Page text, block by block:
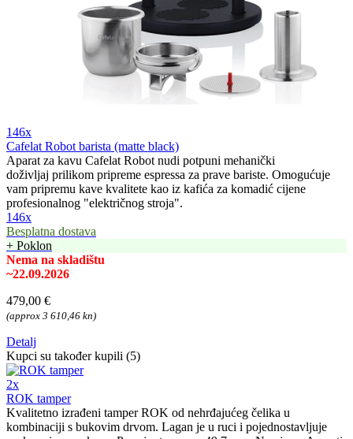
146x
Cafelat Robot barista (matte black)
Aparat za kavu Cafelat Robot nudi potpuni mehanički
doživljaj prilikom pripreme espressa za prave bariste. Omogućuje
vam pripremu kave kvalitete kao iz kafića za komadić cijene
profesionalnog "električnog stroja".
146x
Besplatna dostava
+ Poklon
Nema na skladištu
~22.09.2026
479,00 €
(approx 3 610,46 kn)
Detalj
Kupci su također kupili (5)
2x
ROK tamper
Kvalitetno izrađeni tamper ROK od nehrđajućeg čelika u
kombinaciji s bukovim drvom. Lagan je u ruci i pojednostavljuje